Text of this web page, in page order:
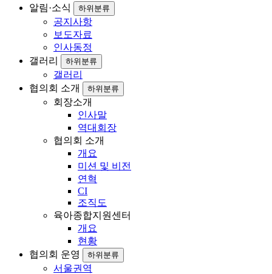
알림·소식
하위분류
공지사항
보도자료
인사동정
갤러리
하위분류
갤러리
협의회 소개
하위분류
회장소개
인사말
역대회장
협의회 소개
개요
미션 및 비전
연혁
CI
조직도
육아종합지원센터
개요
현황
협의회 운영
하위분류
서울권역